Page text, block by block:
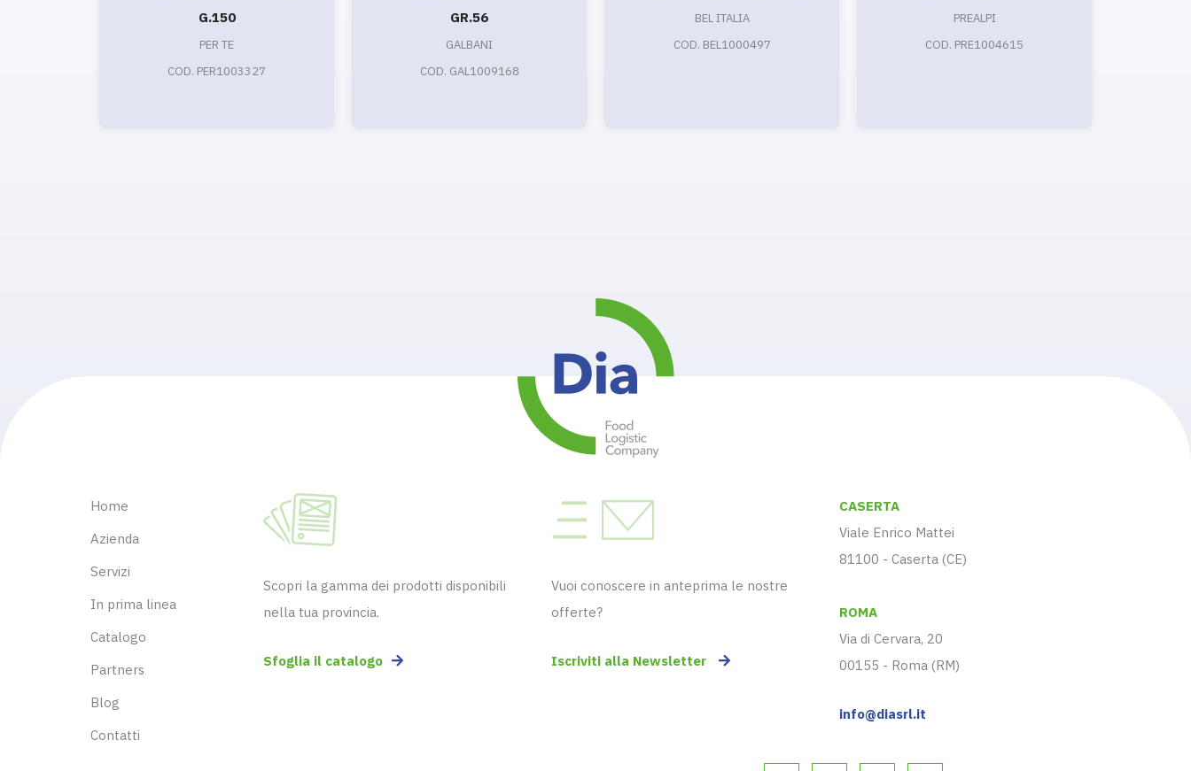
G.150
PER TE
COD. PER1003327
GR.56
GALBANI
COD. GAL1009168
BEL ITALIA
COD. BEL1000497
PREALPI
COD. PRE1004615
Home
Azienda
Servizi
In prima linea
Catalogo
Partners
Blog
Contatti
Scopri la gamma dei prodotti disponibili
nella tua provincia.
Sfoglia il catalogo
Vuoi conoscere in anteprima le nostre
offerte?
Iscriviti alla Newsletter
CASERTA
Viale Enrico Mattei
81100 - Caserta (CE)
ROMA
Via di Cervara, 20
00155 - Roma (RM)
info@diasrl.it